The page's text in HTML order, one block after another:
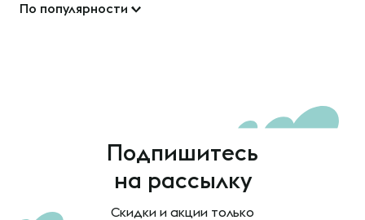
По популярности
Подпишитесь
на рассылку
Скидки и акции только